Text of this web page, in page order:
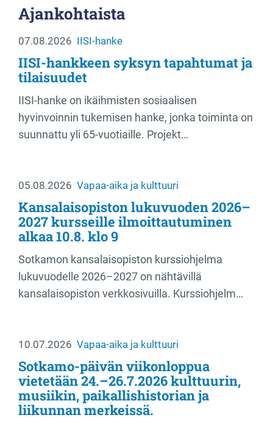
Ajankohtaista
07.08.2026 IISI-hanke
IISI-hankkeen syksyn tapahtumat ja
tilaisuudet
IISI-hanke on ikäihmisten sosiaalisen
hyvinvoinnin tukemisen hanke, jonka toiminta on
suunnattu yli 65-vuotiaille. Projekt…
05.08.2026 Vapaa-aika ja kulttuuri
Kansalaisopiston lukuvuoden 2026–
2027 kursseille ilmoittautuminen
alkaa 10.8. klo 9
Sotkamon kansalaisopiston kurssiohjelma
lukuvuodelle 2026–2027 on nähtävillä
kansalaisopiston verkkosivuilla. Kurssiohjelm…
10.07.2026 Vapaa-aika ja kulttuuri
Sotkamo-päivän viikonloppua
vietetään 24.–26.7.2026 kulttuurin,
musiikin, paikallishistorian ja
liikunnan merkeissä.